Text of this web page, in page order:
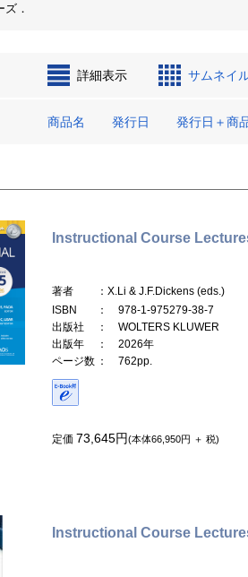
．
詳細表示 サムネイ
商品名 発行日 発行日＋商
Instructional Course
著者
：X.Li & J.F.Dickens (eds.)
ISBN
： 978-1-975279-38-7
出版社
： WOLTERS KLUWER
出版年
： 2026年
ページ数 ： 762pp.
定価 73,645円(本体66,950円 ＋ 税)
Instructional Course